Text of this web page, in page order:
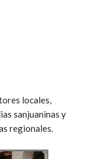
locales,
sanjuaninas y
regionales.